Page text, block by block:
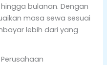
bulanan. Dengan
masa sewa sesuai
lebih dari yang